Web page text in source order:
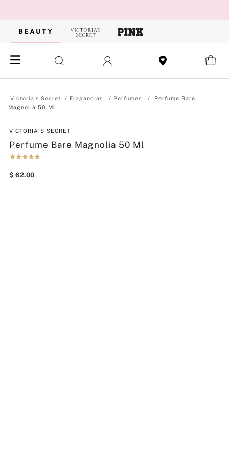
Fragancias Perfumes
Perfume Bare
Magnolia 50 Ml
VICTORIA'S SECRET
Perfume Bare Magnolia 50 Ml
$ 62.00